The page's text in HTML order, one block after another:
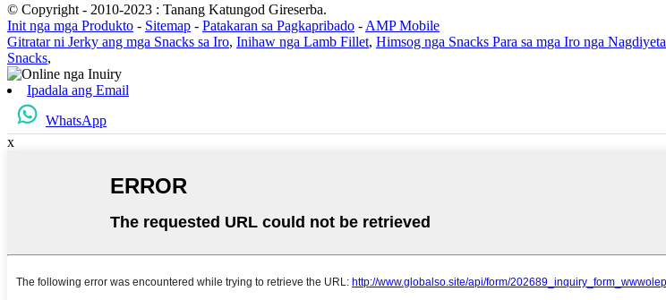
© Copyright - 2010-2023 : Tanang Katungod Gireserba.
Init nga mga Produkto - Sitemap - Patakaran sa Pagkapribado - AMP Mobile
Gitratar ni Jerky ang mga Snacks sa Iro, Inihaw nga Lamb Fillet, Himsog nga Snacks Para sa mga Iro nga Nagdiyeta
Snacks,
Ipadala ang Email
WhatsApp
x